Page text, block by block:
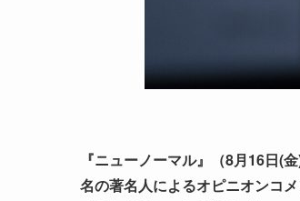
『ニューノーマル』（8月16日(
名の著名人によるオピニオンコ